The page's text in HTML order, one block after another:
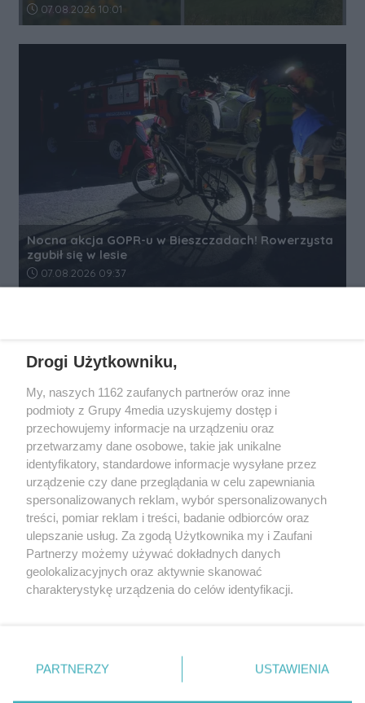
Data dodania artykułu:
07.08.2026 10:01
Nocna akcja GOPR-u w Bieszczadach! Rowerzysta
zgubił się w lesie
Data dodania artykułu:
07.08.2026 09:37
Wydawcą rzeszow-info.pljest:
FUNDACJA MEDIÓW NIEZALEŻNYCH LIBERTAS
ul. Kopernika 10, 35-002 Rzeszów
e-mail:redakcja@rzeszow-info.pl
Zasady dodawania i publikacji komentarzy
Drogi Użytkowniku,
My, naszych 1162 zaufanych partnerów oraz inne
podmioty z Grupy 4media uzyskujemy dostęp i
przechowujemy informacje na urządzeniu oraz
przetwarzamy dane osobowe, takie jak unikalne
identyfikatory, standardowe informacje wysyłane przez
urządzenie czy dane przeglądania w celu zapewniania
spersonalizowanych reklam, wybór spersonalizowanych
treści, pomiar reklam i treści, badanie odbiorców oraz
ulepszanie usług. Za zgodą Użytkownika my i Zaufani
Partnerzy możemy używać dokładnych danych
geolokalizacyjnych oraz aktywnie skanować
charakterystykę urządzenia do celów identyfikacji.
zmienić/wycofać klikając przycisk ustawień prywatności
znajdujący się w lewym dolnym rogu strony
. Niektóre
PARTNERZY USTAWIENIA